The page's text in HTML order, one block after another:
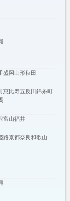
盛岡山形秋田
恵比寿五反田錦糸町
富山福井
路京都奈良和歌山